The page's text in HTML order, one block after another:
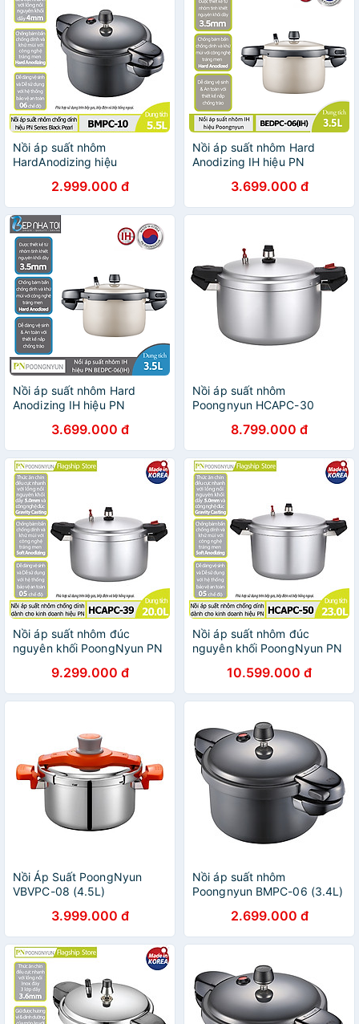
Nồi áp suất nhôm
HardAnodizing hiệu
Hàng chính hãng
2.999.000 đ
Nồi áp suất nhôm Hard
Anodizing IH hiệu PN
chính hãng3.699.000 đ
Nồi áp suất nhôm Hard
Anodizing IH hiệu PN
chính hãng3.699.000 đ
Nồi áp suất nhôm
Poongnyun HCAPC-30
8.799.000 đ
Nồi áp suất nhôm đúc
nguyên khối PoongNyun PN
9.299.000 đ
Nồi áp suất nhôm đúc
nguyên khối PoongNyun PN
10.599.000 đ
Nồi Áp Suất PoongNyun
VBVPC-08 (4.5L)
3.999.000 đ
Nồi áp suất nhôm
Poongnyun BMPC-06 (3.4L)
2.699.000 đ